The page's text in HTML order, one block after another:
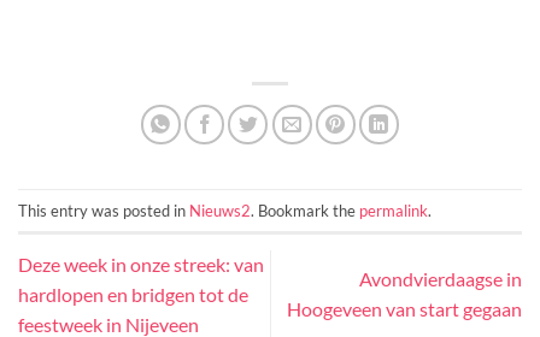
This entry was posted in Nieuws2. Bookmark the permalink.
Deze week in onze streek: van
hardlopen en bridgen tot de
feestweek in Nijeveen
Avondvierdaagse in
Hoogeveen van start gegaan